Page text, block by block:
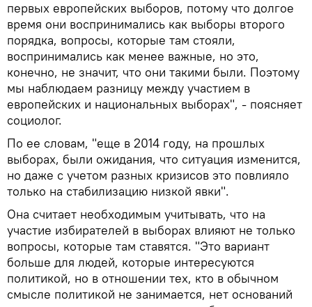
первых европейских выборов, потому что долгое
время они воспринимались как выборы второго
порядка, вопросы, которые там стояли,
воспринимались как менее важные, но это,
конечно, не значит, что они такими были. Поэтому
мы наблюдаем разницу между участием в
европейских и национальных выборах", - поясняет
социолог.
По ее словам, "еще в 2014 году, на прошлых
выборах, были ожидания, что ситуация изменится,
но даже с учетом разных кризисов это повлияло
только на стабилизацию низкой явки".
Она считает необходимым учитывать, что на
участие избирателей в выборах влияют не только
вопросы, которые там ставятся. "Это вариант
больше для людей, которые интересуются
политикой, но в отношении тех, кто в обычном
смысле политикой не занимается, нет оснований